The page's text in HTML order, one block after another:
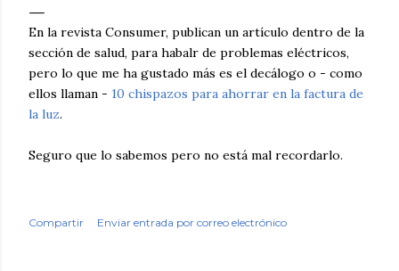
En la revista Consumer, publican un artículo dentro de la
sección de salud, para habalr de problemas eléctricos,
pero lo que me ha gustado más es el decálogo o - como
ellos llaman - 10 chispazos para ahorrar en la factura de
la luz.
Seguro que lo sabemos pero no está mal recordarlo.
Compartir Enviar entrada por correo electrónico